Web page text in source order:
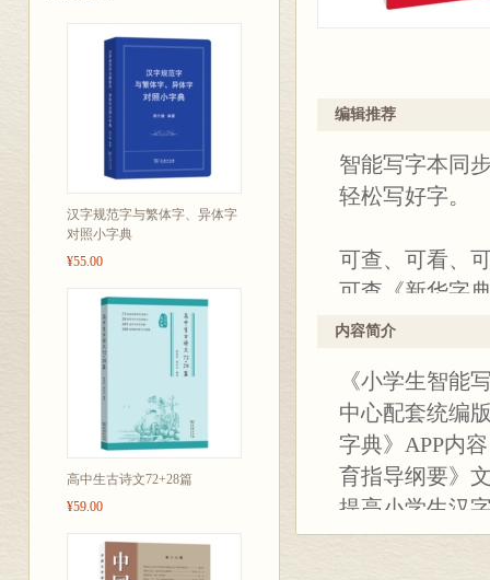
汉字规范字与繁体字、异体字
对照小字典
¥55.00
高中生古诗文72+28篇
¥59.00
编辑推荐
智能写字本同
轻松写好字。
可查、可看、
可查《新华字
可看书法名师
同步语文教材
内容简介
《小学生智能
中心配套统编
字典》APP内
育指导纲要》
提高小学生汉
供生字学习、